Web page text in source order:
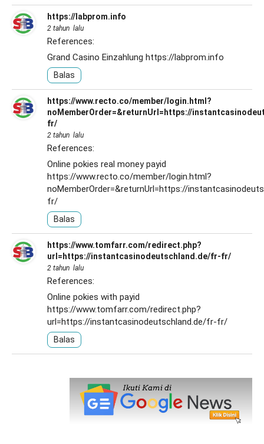
https://labprom.info
2 tahun lalu
References:
Grand Casino Einzahlung https://labprom.info
Balas
https://www.recto.co/member/login.html?
noMemberOrder=&returnUrl=https://
fr/
2 tahun lalu
References:
Online pokies real money payid
https://www.recto.co/member/login.html?
noMemberOrder=&returnUrl=https://
fr/
Balas
https://www.tomfarr.com/redirect.php?
url=https://instantcasinodeutschland.de/fr-fr/
2 tahun lalu
References:
Online pokies with payid
https://www.tomfarr.com/redirect.php?
url=https://instantcasinodeutschland.de/fr-fr/
Balas